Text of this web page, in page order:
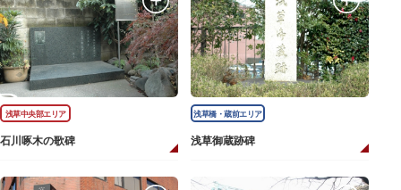
浅草中央部エリア
石川啄木の歌碑
浅草橋・蔵前エリア
浅草御蔵跡碑